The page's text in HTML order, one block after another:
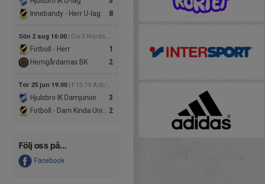
8
Innebandy - Herr U-lag
Sön 2 aug 16:00 | Div 3 Nordöstra Götaland, herr 2026
1
Fotboll - Herr
2
Hemgårdarnas BK
Tor 25 jun 19:00 | F15-19 A/B/C Västra
3
Hjulsbro IK Damjunior
2
Fotboll - Dam Kinda United
Följ oss på...
Facebook